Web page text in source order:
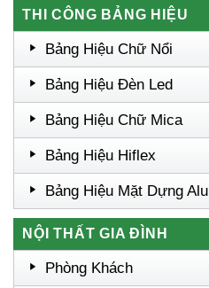
THI CÔNG BẢNG HIỆU
Bảng Hiệu Chữ Nổi
Bảng Hiệu Đèn Led
Bảng Hiệu Chữ Mica
Bảng Hiệu Hiflex
Bảng Hiệu Mặt Dựng Alu
NỘI THẤT GIA ĐÌNH
Phòng Khách